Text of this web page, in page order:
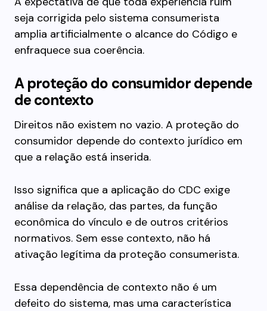
seja corrigida pelo sistema consumerista
amplia artificialmente o alcance do Código e
enfraquece sua coerência.
A proteção do consumidor depende
de contexto
Direitos não existem no vazio. A proteção do
consumidor depende do contexto jurídico em
que a relação está inserida.
Isso significa que a aplicação do CDC exige
análise da relação, das partes, da função
econômica do vínculo e de outros critérios
normativos. Sem esse contexto, não há
ativação legítima da proteção consumerista.
Essa dependência de contexto não é um
defeito do sistema, mas uma característica